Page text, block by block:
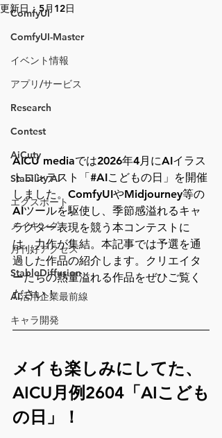
ComfyUI
ComfyUI-Master
イベント情報
アプリ/サービス
Research
Contest
AiCuty
Stability AI
エクスポート
メイキング
月刊好アクセス
StableDiffusion
AI活用企業最前線
キャラ開発
更新日： 5月12日
AICU mediaでは2026年4月にAIイラス
トコンテスト「#AIこどもの日」を開催
しました。ComfyUIやMidjourney等の
AIツールを駆使し、季節感溢れるキャ
ラクター表現を競う本コンテストに
は、力作が集結。本記事では予選を通
過した作品の紹介します。クリエイタ
ーたちの熱量溢れる作品をぜひご覧く
ださい！
メイも楽しみにしてた、
AICU月例2604「AIこども
の日」！